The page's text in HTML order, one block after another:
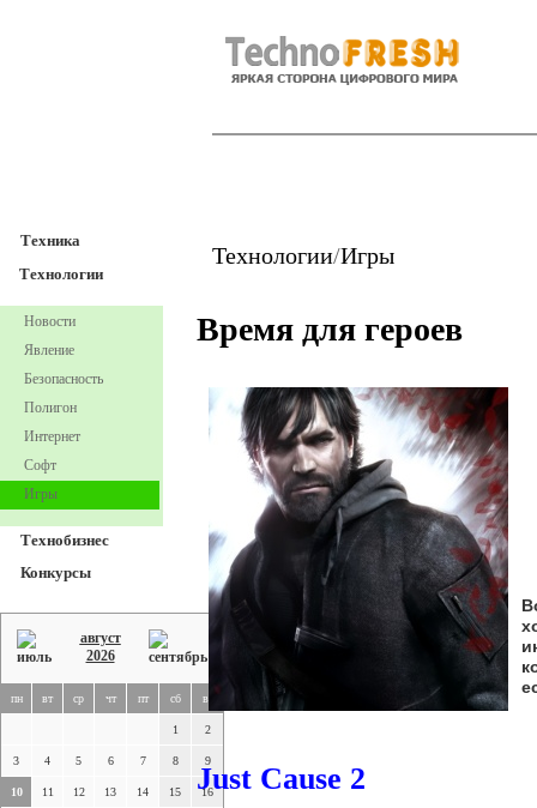
Техника
Технологии
Новости
Явление
Безопасность
Полигон
Интернет
Софт
Игры
Технобизнес
Конкурсы
август
2026
пн вт ср чт пт сб вс
1 2
3 4 5 6 7 8 9
10 11 12 13 14 15 16
Технологии/Игры
Время для героев
Just Cause 2